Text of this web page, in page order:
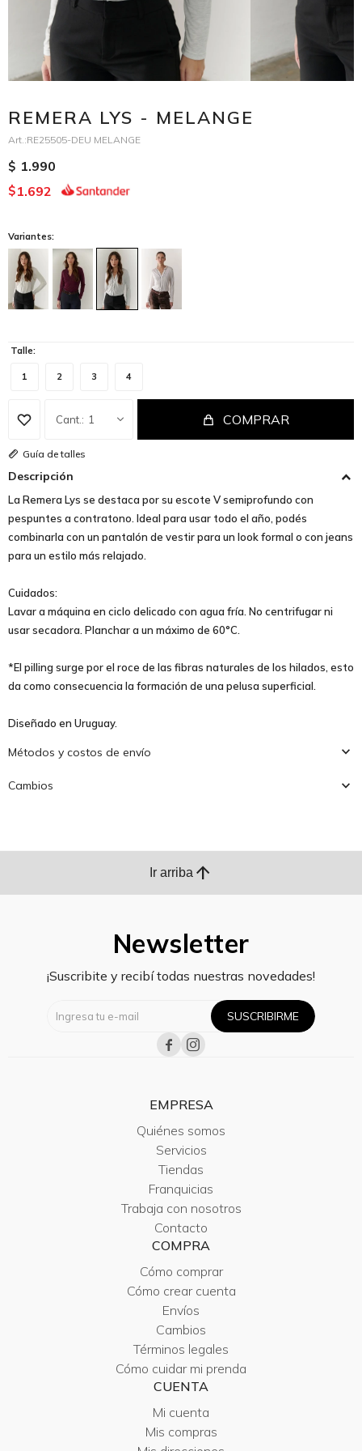
REMERA LYS - MELANGE
RE25505-DEU MELANGE
$ 1.990
$1.692
Variantes:
Talle:
1 2 3 4
1 COMPRAR
Guía de talles
Descripción
La Remera Lys se destaca por su escote V semiprofundo con
pespuntes a contratono. Ideal para usar todo el año, podés
combinarla con un pantalón de vestir para un look formal o con jeans
para un estilo más relajado.
Cuidados:
Lavar a máquina en ciclo delicado con agua fría. No centrifugar ni
usar secadora. Planchar a un máximo de 60°C.
*El pilling surge por el roce de las fibras naturales de los hilados, esto
da como consecuencia la formación de una pelusa superficial.
Diseñado en Uruguay.
Métodos y costos de envío
Cambios
Ir arriba arrow_upward
Newsletter
¡Suscribite y recibí todas nuestras novedades!
SUSCRIBIRME
 
EMPRESA
Quiénes somos
Servicios
Tiendas
Franquicias
Trabaja con nosotros
Contacto
COMPRA
Cómo comprar
Cómo crear cuenta
Envíos
Cambios
Términos legales
Cómo cuidar mi prenda
CUENTA
Mi cuenta
Mis compras